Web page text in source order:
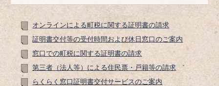
オンラインによる町税に関する証明書の請求
証明書交付等の受付時間および休日窓口のご案内
窓口での町税に関する証明書の請求
第三者（法人等）による住民票・戸籍等の請求
らくらく窓口証明書交付サービスのご案内